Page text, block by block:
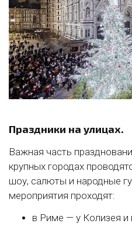
Праздники на улицах.
Важная часть
крупных городах
шоу, салюты и народные
мероприятия проходят:
в Риме — у Колизея